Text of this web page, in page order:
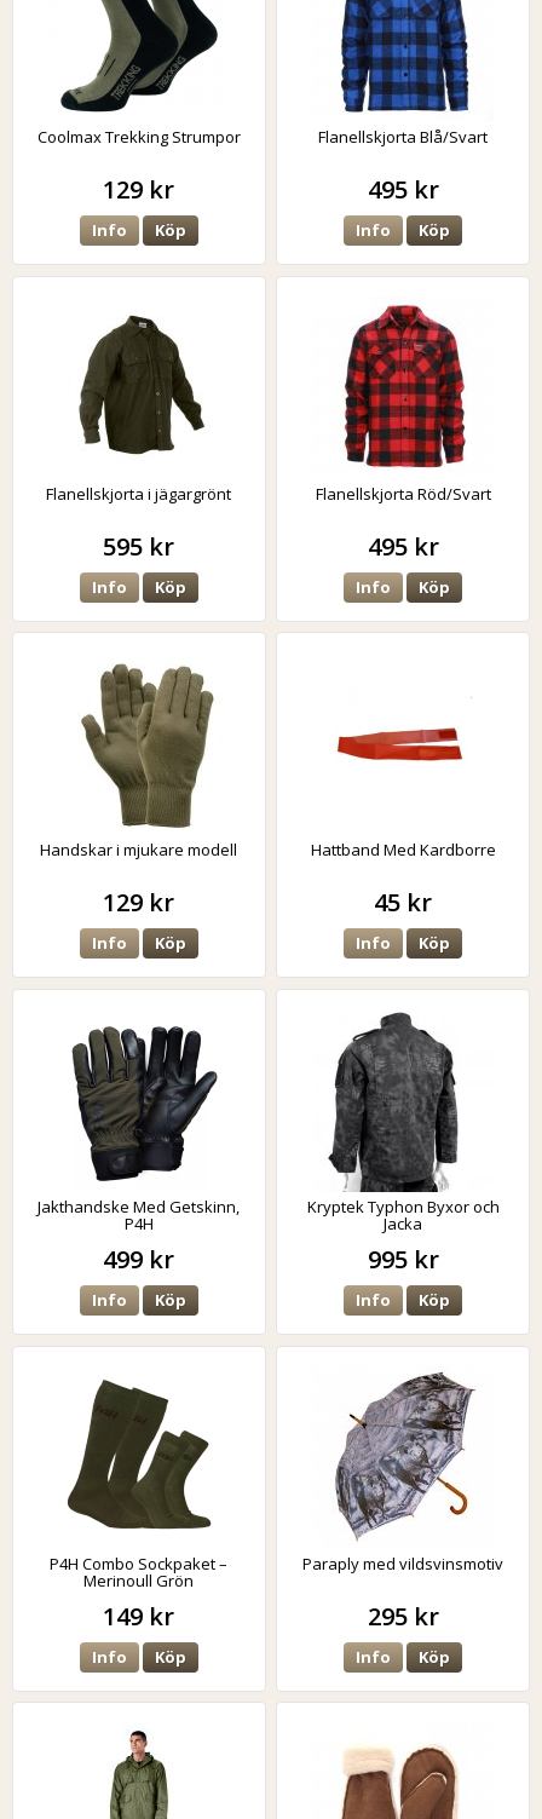
Coolmax Trekking Strumpor
129 kr
Info Köp
Flanellskjorta Blå/Svart
495 kr
Info Köp
Flanellskjorta i jägargrönt
595 kr
Info Köp
Flanellskjorta Röd/Svart
495 kr
Info Köp
Handskar i mjukare modell
129 kr
Info Köp
Hattband Med Kardborre
45 kr
Info Köp
Jakthandske Med Getskinn,
P4H
499 kr
Info Köp
Kryptek Typhon Byxor och
Jacka
995 kr
Info Köp
P4H Combo Sockpaket –
Merinoull Grön
149 kr
Info Köp
Paraply med vildsvinsmotiv
295 kr
Info Köp